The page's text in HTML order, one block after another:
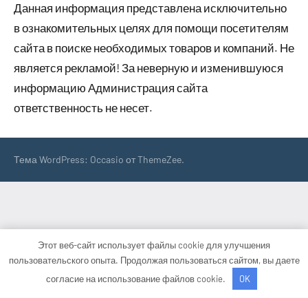
Данная информация представлена исключительно
в ознакомительных целях для помощи посетителям
сайта в поиске необходимых товаров и компаний. Не
является рекламой! За неверную и изменившуюся
информацию Администрация сайта
ответственность не несет.
Тема WordPress: Occasio от ThemeZee.
Этот веб-сайт использует файлы cookie для улучшения
пользовательского опыта. Продолжая пользоваться сайтом, вы даете
согласие на использование файлов cookie.
OK